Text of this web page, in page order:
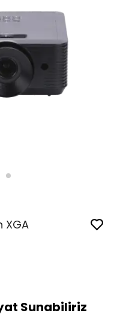
XGA
Sunabiliriz